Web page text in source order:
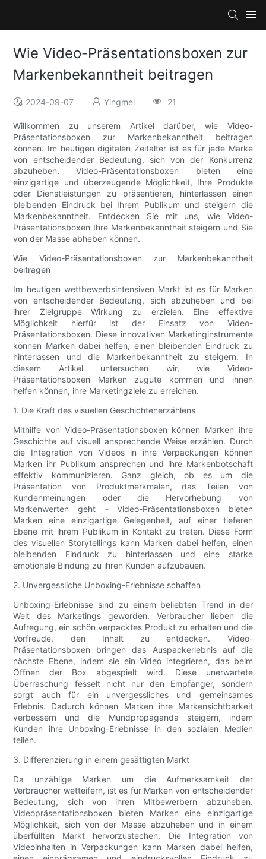
Wie Video-Präsentationsboxen zur
Markenbekanntheit beitragen
2024-09-07 Yingmei 21
Willkommen zu unserem Artikel darüber, wie Video-
Präsentationsboxen zur Markenbekanntheit beitragen
können. Im heutigen digitalen Zeitalter ist es für jede Marke
von entscheidender Bedeutung, sich von der Konkurrenz
abzuheben. Video-Präsentationsboxen bieten eine
einzigartige und überzeugende Möglichkeit, Ihre Produkte
oder Dienstleistungen zu präsentieren, hinterlassen einen
bleibenden Eindruck bei Ihrem Publikum und steigern die
Markenbekanntheit. Entdecken Sie mit uns, wie Video-
Präsentationsboxen Ihre Markenbekanntheit steigern und Sie
von der Masse abheben können.
Wie Video-Präsentationsboxen zur Markenbekanntheit
beitragen
Im heutigen wettbewerbsintensiven Markt ist es für Marken
von entscheidender Bedeutung, sich abzuheben und bei
ihrer Zielgruppe Wirkung zu erzielen. Eine effektive
Möglichkeit hierfür ist der Einsatz von Video-
Präsentationsboxen. Diese innovativen Marketinginstrumente
können Marken dabei helfen, einen bleibenden Eindruck zu
hinterlassen und die Markenbekanntheit zu steigern. In
diesem Artikel untersuchen wir, wie Video-
Präsentationsboxen Marken zugute kommen und ihnen
helfen können, ihre Marketingziele zu erreichen.
1. Die Kraft des visuellen Geschichtenerzählens
Mithilfe von Video-Präsentationsboxen können Marken ihre
Geschichte auf visuell ansprechende Weise erzählen. Durch
die Integration von Videos in ihre Verpackungen können
Marken ihr Publikum ansprechen und ihre Markenbotschaft
effektiv kommunizieren. Ganz gleich, ob es um die
Präsentation von Produktmerkmalen, das Teilen von
Kundenmeinungen oder die Hervorhebung von
Markenwerten geht – Video-Präsentationsboxen bieten
Marken eine einzigartige Gelegenheit, auf einer tieferen
Ebene mit ihrem Publikum in Kontakt zu treten. Diese Form
des visuellen Storytellings kann Marken dabei helfen, einen
bleibenden Eindruck zu hinterlassen und eine starke
emotionale Bindung zu ihren Kunden aufzubauen.
2. Unvergessliche Unboxing-Erlebnisse schaffen
Unboxing-Erlebnisse sind zu einem beliebten Trend in der
Welt des Marketings geworden. Verbraucher lieben die
Aufregung, ein schön verpacktes Produkt zu erhalten und die
Vorfreude, den Inhalt zu entdecken. Video-
Präsentationsboxen bringen das Auspackerlebnis auf die
nächste Ebene, indem sie ein Video integrieren, das beim
Öffnen der Box abgespielt wird. Diese unerwartete
Überraschung fesselt nicht nur den Empfänger, sondern
sorgt auch für ein unvergessliches und gemeinsames
Erlebnis. Dadurch können Marken ihre Markensichtbarkeit
verbessern und die Mundpropaganda steigern, indem
Kunden ihre Unboxing-Erlebnisse in den sozialen Medien
teilen.
3. Differenzierung in einem gesättigten Markt
Da unzählige Marken um die Aufmerksamkeit der
Verbraucher wetteifern, ist es für Marken von entscheidender
Bedeutung, sich von ihren Mitbewerbern abzuheben.
Videopräsentationsboxen bieten Marken eine einzigartige
Möglichkeit, sich von der Masse abzuheben und in einem
überfüllten Markt hervorzustechen. Die Integration von
Videoinhalten in Verpackungen kann Marken dabei helfen,